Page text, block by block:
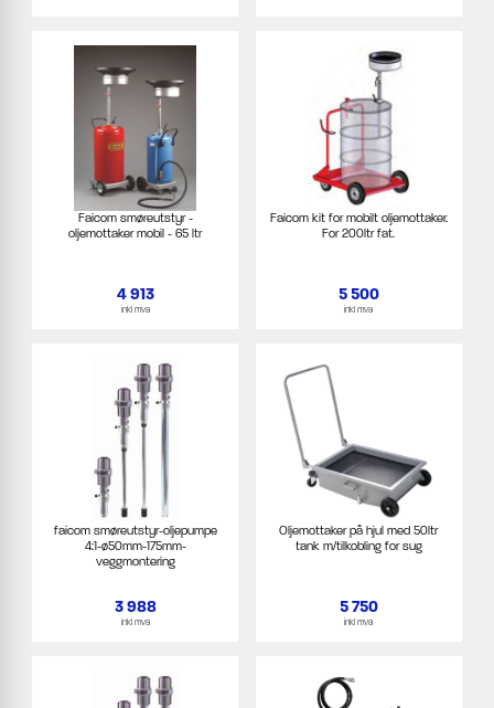
Faicom smøreutstyr -
oljemottaker mobil - 65 ltr
4 913
inkl mva
Faicom kit for mobilt oljemottaker.
For 200ltr fat.
5 500
inkl mva
faicom smøreutstyr-oljepumpe
4:1-ø50mm-175mm-
veggmontering
3 988
inkl mva
Oljemottaker på hjul med 50ltr
tank m/tilkobling for sug
5 750
inkl mva